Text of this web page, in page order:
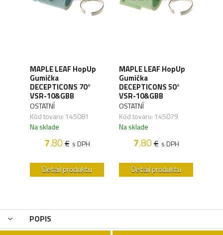
MAPLE LEAF HopUp
Gumička
DECEPTICONS 70°
VSR-10&GBB
OSTATNÍ
Kód tovaru: 145081
Na sklade
7.80€ s DPH
Detail produktu
MAPLE LEAF HopUp
Gumička
DECEPTICONS 50°
VSR-10&GBB
OSTATNÍ
Kód tovaru: 145079
Na sklade
7.80€ s DPH
Detail produktu
POPIS